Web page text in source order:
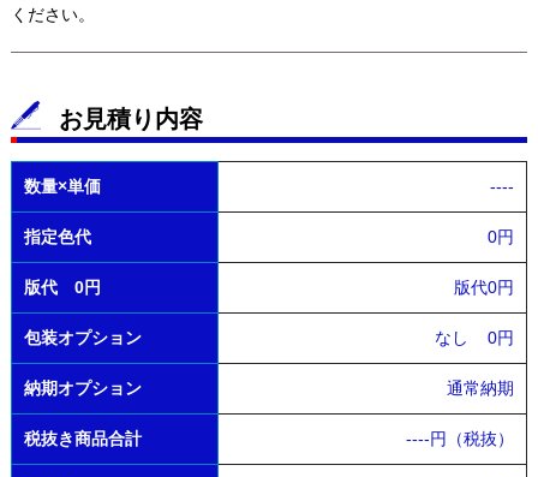
ください。
お見積り内容
数量×単価 ----
指定色代 0円
版代 0円 版代0円
包装オプション なし 0円
納期オプション 通常納期
税抜き商品合計 ----円（税抜）